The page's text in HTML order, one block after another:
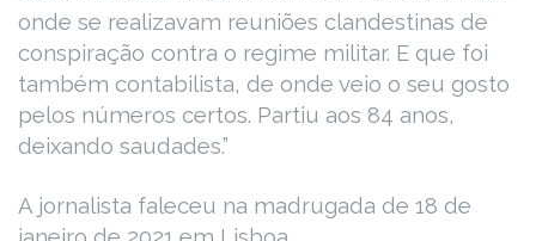
onde se realizavam reuniões clandestinas de
conspiração contra o regime militar. E que foi
também contabilista, de onde veio o seu gosto
pelos números certos. Partiu aos 84 anos,
deixando saudades.”
A jornalista faleceu na madrugada de 18 de